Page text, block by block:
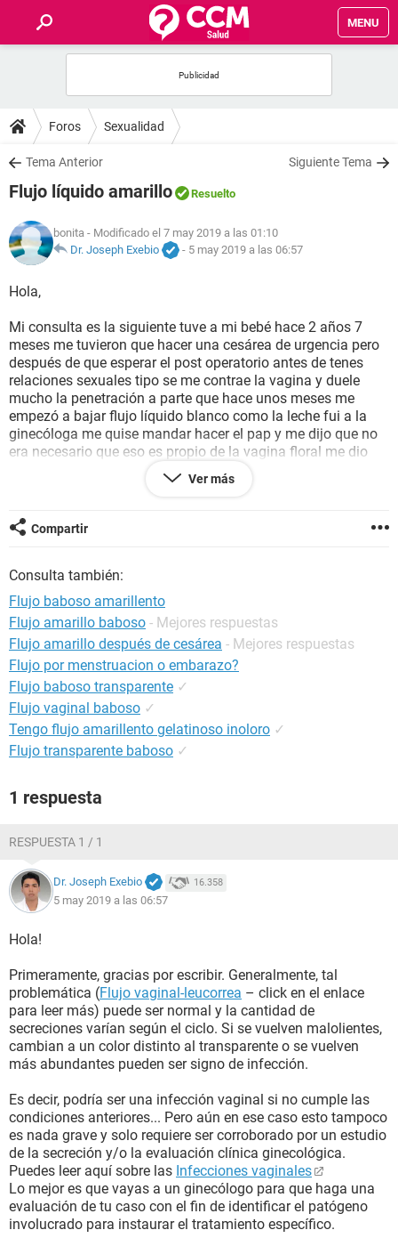
MENU
FOROS
SALUD
FAMILIA
NUTRICIÓN
BIENESTAR
SEXUALIDAD
GLOSARIO
Foros Sexualidad
Tema Anterior Siguiente Tema
Flujo líquido amarillo Resuelto
bonita - Modificado el 7 may 2019 a las 01:10
Dr. Joseph Exebio
- 5 may 2019 a las 06:57
Hola,
Mi consulta es la siguiente tuve a mi bebé hace 2 años 7
meses me tuvieron que hacer una cesárea de urgencia pero
después de que esperar el post operatorio antes de tenes
relaciones sexuales tipo se me contrae la vagina y duele
mucho la penetración a parte que hace unos meses me
empezó a bajar flujo líquido blanco como la leche fui a la
ginecóloga me quise mandar hacer el pap y me dijo que no
era necesario que eso es propio de la vagina floral me dio
óvulos se me paso pero hace poco volvió a bajarme flujo
líquido en exceso pero está vez amarillo con olor muy fuerte
que esperara 15 días para volver a ir pero yo no veo mejoría
con lo que dio.
Gracias
Ver más
Compartir
Consulta también:
Flujo baboso amarillento
Flujo amarillo baboso - Mejores respuestas
Flujo amarillo después de cesárea - Mejores respuestas
Flujo por menstruacion o embarazo?
Flujo baboso transparente ✓
Flujo vaginal baboso ✓
Tengo flujo amarillento gelatinoso inoloro ✓
Flujo transparente baboso ✓
1 respuesta
RESPUESTA 1 / 1
Dr. Joseph Exebio 16.358
5 may 2019 a las 06:57
Hola!
Primeramente, gracias por escribir. Generalmente, tal
problemática (Flujo vaginal-leucorrea – click en el enlace
para leer más) puede ser normal y la cantidad de
secreciones varían según el ciclo. Si se vuelven malolientes,
cambian a un color distinto al transparente o se vuelven
más abundantes pueden ser signo de infección.
Es decir, podría ser una infección vaginal si no cumple las
condiciones anteriores... Pero aún en ese caso esto tampoco
es nada grave y solo requiere ser corroborado por un estudio
de la secreción y/o la evaluación clínica ginecológica.
Puedes leer aquí sobre las Infecciones vaginales
Lo mejor es que vayas a un ginecólogo para que haga una
evaluación de tu caso con el fin de identificar el patógeno
involucrado para instaurar el tratamiento específico.